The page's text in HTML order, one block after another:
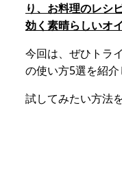
り、お料理のレシ
効く素晴らしいオ
今回は、ぜひトラ
の使い方5選を紹介
試してみたい方法